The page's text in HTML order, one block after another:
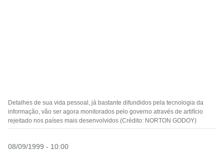
Detalhes de sua vida pessoal, já bastante difundidos pela tecnologia da
informação, vão ser agora monitorados pelo governo através de artifício
rejeitado nos países mais desenvolvidos (Crédito: NORTON GODOY)
08/09/1999 - 10:00